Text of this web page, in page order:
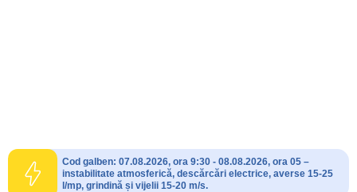
Cod galben: 07.08.2026, ora 9:30 - 08.08.2026, ora 05 –
instabilitate atmosferică, descărcări electrice, averse 15-25
l/mp, grindină și vijelii 15-20 m/s.